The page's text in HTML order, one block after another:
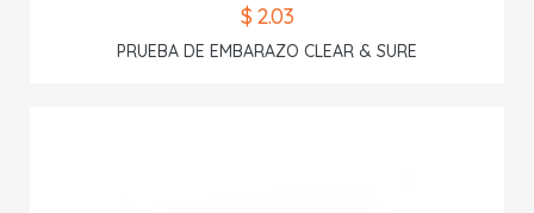
$ 2.03
PRUEBA DE EMBARAZO CLEAR & SURE